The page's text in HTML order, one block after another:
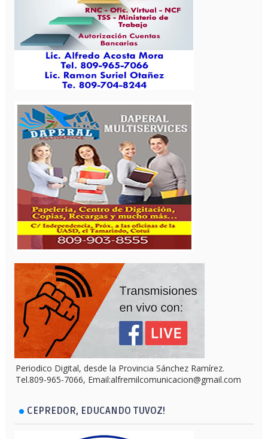
Periodico Digital, desde la Provincia Sánchez Ramírez.
Tel.809-965-7066, Email:alfremilcomunicacion@gmail.com
CEPREDOR, EDUCANDO TUVOZ!